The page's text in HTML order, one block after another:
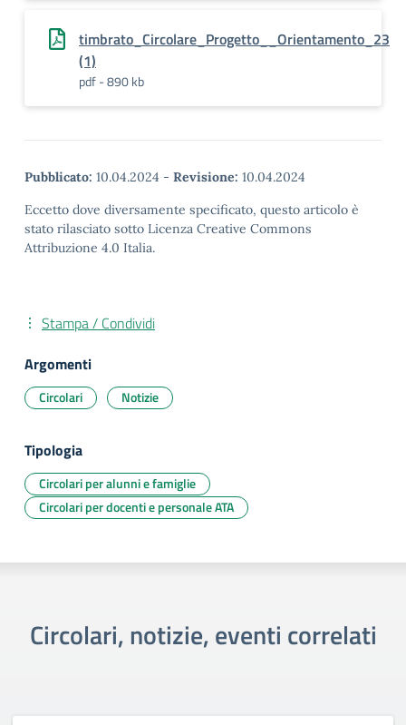
timbrato_Circolare_Progetto__Orientamento_23
(1)
pdf - 890 kb
Pubblicato: 10.04.2024 - Revisione: 10.04.2024
Eccetto dove diversamente specificato, questo articolo è
stato rilasciato sotto Licenza Creative Commons
Attribuzione 4.0 Italia.
Stampa / Condividi
Argomenti
Circolari Notizie
Tipologia
Circolari per alunni e famiglie
Circolari per docenti e personale ATA
Circolari, notizie, eventi correlati